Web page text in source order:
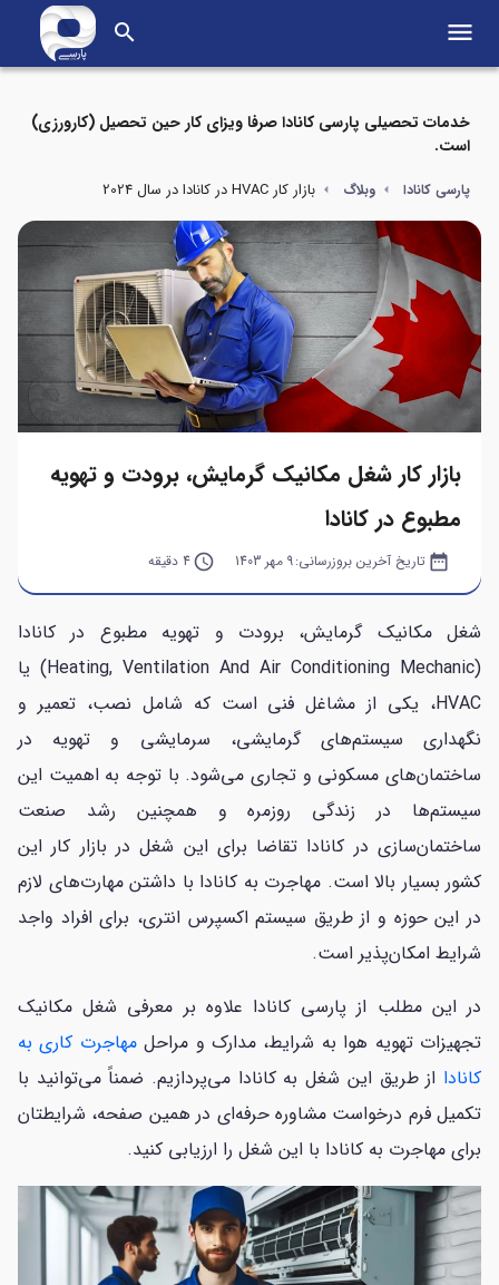
search menu
خدمات تحصیلی پارسی کانادا صرفا ویزای کار حین تحصیل (کارورزی)
است.
پارسی کانادا وبلاگ بازار کار HVAC در کانادا در سال 2024
بازار کار شغل مکانیک گرمایش، برودت و تهویه
مطبوع در کانادا
date_range تاریخ آخرین بروزرسانی:9 مهر 1403 query_builder4 دقیقه
شغل مکانیک گرمایش، برودت و تهویه مطبوع در کانادا
(Heating, Ventilation And Air Conditioning Mechanic) یا
HVAC، یکی از مشاغل فنی است که شامل نصب، تعمیر و
نگهداری سیستم‌های گرمایشی، سرمایشی و تهویه در
ساختمان‌های مسکونی و تجاری می‌شود. با توجه به اهمیت این
سیستم‌ها در زندگی روزمره و همچنین رشد صنعت
ساختمان‌سازی در کانادا تقاضا برای این شغل در بازار کار این
کشور بسیار بالا است. مهاجرت به کانادا با داشتن مهارت‌های لازم
در این حوزه و از طریق سیستم اکسپرس انتری، برای افراد واجد
شرایط امکان‌پذیر است.
در این مطلب از پارسی کانادا علاوه بر معرفی شغل مکانیک
تجهیزات تهویه هوا به شرایط، مدارک و مراحلمهاجرت کاری به
کانادا از طریق این شغل به کانادا می‌پردازیم. ضمناً می‌توانید با
تکمیل فرم درخواست مشاوره حرفه‌ای در همین صفحه، شرایطتان
برای مهاجرت به کانادا با این شغل را ارزیابی کنید.